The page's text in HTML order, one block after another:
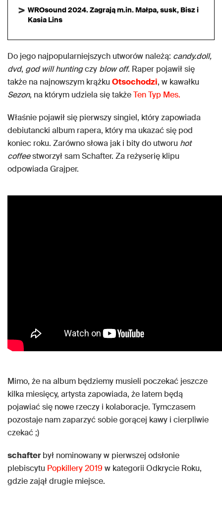
WROsound 2024. Zagrają m.in. Małpa, susk, Bisz i
Kasia Lins
Do jego najpopularniejszych utworów należą: candy.doll,
dvd, god will huntingczy blow off. Raper pojawił się
także na najnowszym krążku Otsochodzi, w kawałku
Sezon, na którym udziela się takżeTen Typ Mes.
Właśnie pojawił się pierwszy singiel, który zapowiada
debiutancki album rapera, który ma ukazać się pod
koniec roku. Zarówno słowa jak i bity do utworu hot
coffeestworzył sam Schafter. Za reżyserię klipu
odpowiada Grajper.
Mimo, że na album będziemy musieli poczekać jeszcze
kilka miesięcy, artysta zapowiada, że latem będą
pojawiać się nowe rzeczy i kolaboracje. Tymczasem
pozostaje nam zaparzyć sobie gorącej kawy i cierpliwie
czekać ;)
schafterbył nominowany w pierwszej odsłonie
plebiscytu Popkillery 2019 w kategorii Odkrycie Roku,
gdzie zajął drugie miejsce.